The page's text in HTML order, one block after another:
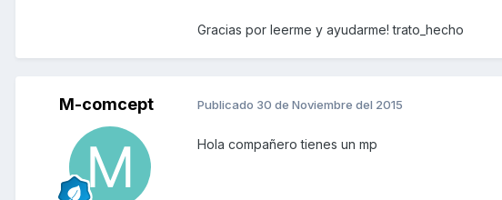
Gracias por leerme y ayudarme! trato_hecho
M-comcept Publicado 30 de Noviembre del 2015
Hola compañero tienes un mp